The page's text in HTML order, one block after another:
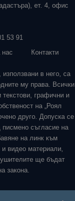
ет. 4, офис
53 91
нас Контакти
в него, са
му права. Всички
текстови, графични и
на „Роял
друго. Допуска се
писмено съгласие на
на линк към
видео материали,
ще бъдат
закона.